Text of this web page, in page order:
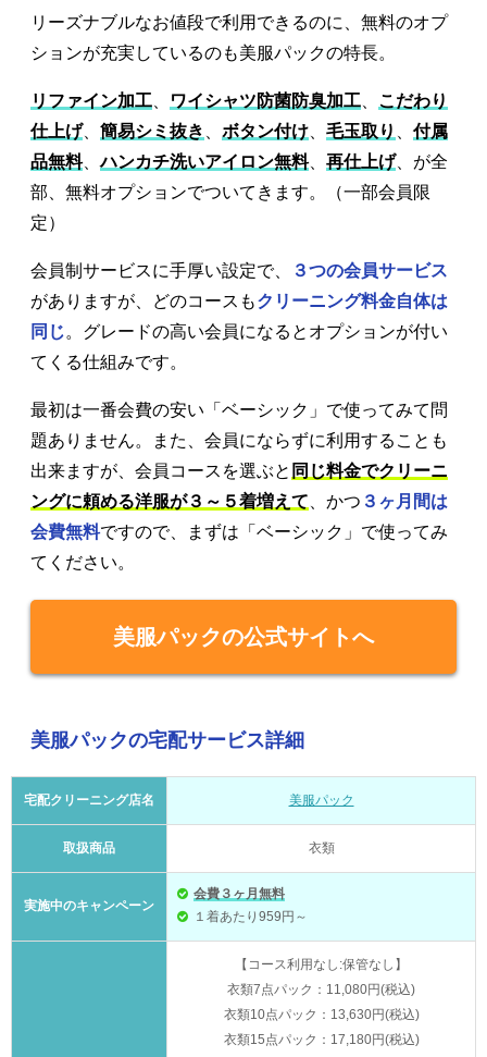
リーズナブルなお値段で利用できるのに、無料のオプ
ションが充実しているのも美服パックの特長。
リファイン加工 ワイシャツ防菌防臭加工
こだわり
仕上げ、 簡易シミ抜き ボタン付け 毛玉取り
付属
品無料、ハンカチ洗いアイロン無料、 再仕上げ、が全
部、無料オプションでついてきます。（一部会員限
定）
会員制サービスに手厚い設定で、
３つの会員サービス
がありますが、どのコースもクリーニング料金自体は
同じ。グレードの高い会員になるとオプションが付い
てくる仕組みです。
最初は一番会費の安い「ベーシック」で使ってみて問
題ありません。また、会員にならずに利用することも
出来ますが、会員コースを選ぶと 同じ料金でクリーニ
ングに頼める洋服が３～５着増えて 、かつ ３ヶ月間は
会費無料ですので、まずは「ベーシック」で使ってみ
てください。
美服パックの公式サイトへ
美服パックの宅配サービス詳細
宅配クリーニング店名 美服パック
取扱商品 衣類
実施中のキャンペーン
会費３ヶ月無料
１着あたり959円～
【コース利用なし:保管なし】
衣類7点パック：11,080円(税込)
衣類10点パック：13,630円(税込)
衣類15点パック：17,180円(税込)